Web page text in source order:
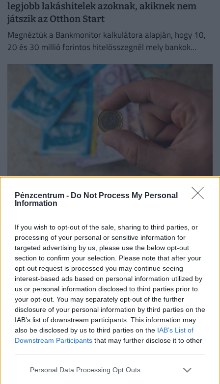
Pénzcentrum - Do Not Process My Personal
Information
If you wish to opt-out of the sale, sharing to third parties, or
processing of your personal or sensitive information for
targeted advertising by us, please use the below opt-out
section to confirm your selection. Please note that after your
opt-out request is processed you may continue seeing
interest-based ads based on personal information utilized by
us or personal information disclosed to third parties prior to
your opt-out. You may separately opt-out of the further
disclosure of your personal information by third parties on the
IAB’s list of downstream participants. This information may
also be disclosed by us to third parties on the IAB’s List of
Downstream Participants that may further disclose it to other
Personal Data Processing Opt Outs
legjobb lakáshitelek azoknak, akiknek nem
játszik az Otthon Start
Megnéztük a Bankmonitor kalkulátora alapján, hogy 10,
20 és 30 millió forintos hitelösszegnél mely bankok
Elindult a dominóhatás: megkapta az első
kemény pofont a forint a közel-keleti
Az olaj drágulása felerősítette a tartós inflációval és a
monetáris szigorítással kapcsolatos aggodalmakat.